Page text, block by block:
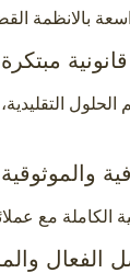
بالانظمة
مبتكرة
الحلول
والموثوقية
الكاملة مع
الفعال